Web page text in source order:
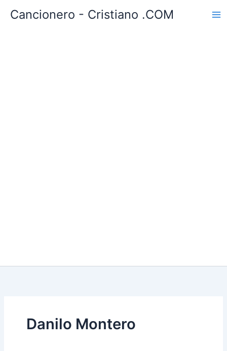
Cancionero - Cristiano .COM
Danilo Montero